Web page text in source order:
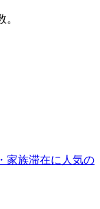
家族滞在に人気の